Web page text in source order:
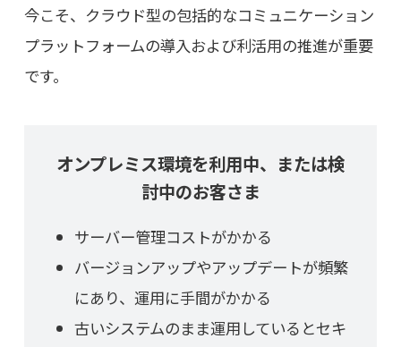
今こそ、クラウド型の包括的なコミュニケーション
プラットフォームの導入および利活用の推進が重要
です。
オンプレミス環境を利用中、または検
討中のお客さま
サーバー管理コストがかかる
バージョンアップやアップデートが頻繁
にあり、運用に手間がかかる
古いシステムのまま運用しているとセキ